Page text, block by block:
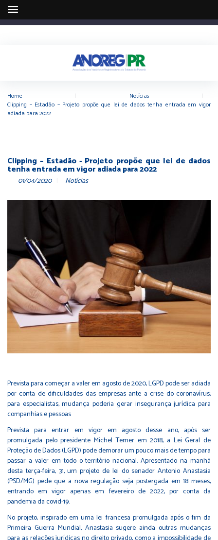
Home Notícias
Clipping – Estadão – Projeto propõe que lei de dados tenha entrada em vigor
adiada para 2022
Clipping – Estadão - Projeto propõe que lei de dados
tenha entrada em vigor adiada para 2022
01/04/2020 Notícias
Prevista para começar a valer em agosto de 2020, LGPD pode ser adiada
por conta de dificuldades das empresas ante a crise do coronavírus;
para especialistas, mudança poderia gerar insegurança jurídica para
companhias e pessoas
Prevista para entrar em vigor em agosto desse ano, após ser
promulgada pelo presidente Michel Temer em 2018, a Lei Geral de
Proteção de Dados (LGPD)pode demorar um pouco mais de tempo para
passar a valer em todo o território nacional. Apresentado na manhã
desta terça-feira, 31, um projeto de lei do senador Antonio Anastasia
(PSD/MG) pede que a nova regulação seja postergada em 18 meses,
entrando em vigor apenas em fevereiro de 2022, por conta da
pandemia da covid-19.
No projeto, inspirado em uma lei francesa promulgada após o fim da
Primeira Guerra Mundial, Anastasia sugere ainda outras mudanças